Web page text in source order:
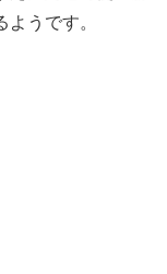
うです。